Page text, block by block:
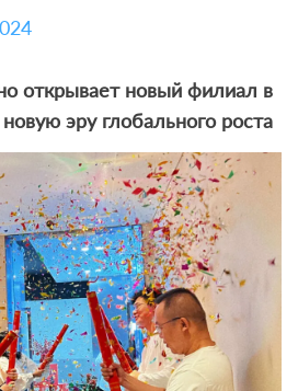
открывает новый филиал в
эру глобального роста